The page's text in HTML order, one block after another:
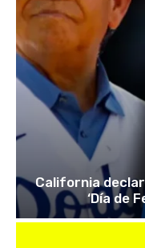
California
‘Día de